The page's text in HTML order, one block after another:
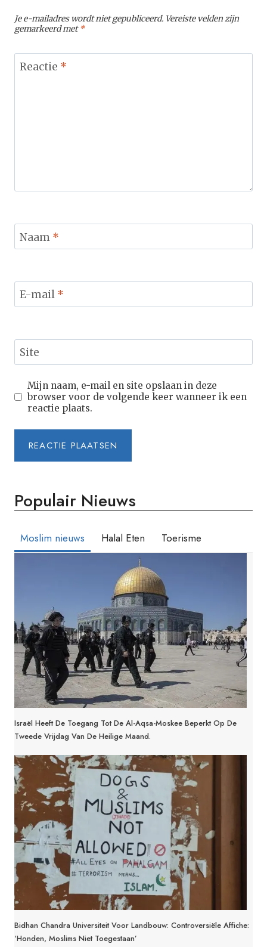
Je e-mailadres wordt niet gepubliceerd. Vereiste velden zijn
gemarkeerd met*
Reactie *
Naam *
E-mail *
Site
Mijn naam, e-mail en site opslaan in deze
browser voor de volgende keer wanneer ik een
reactie plaats.
Populair Nieuws
Moslim nieuws Halal Eten Toerisme
Israël Heeft De Toegang Tot De Al-Aqsa-Moskee Beperkt Op De
Tweede Vrijdag Van De Heilige Maand.
Bidhan Chandra Universiteit Voor Landbouw: Controversiële Affiche:
‘Honden, Moslims Niet Toegestaan’